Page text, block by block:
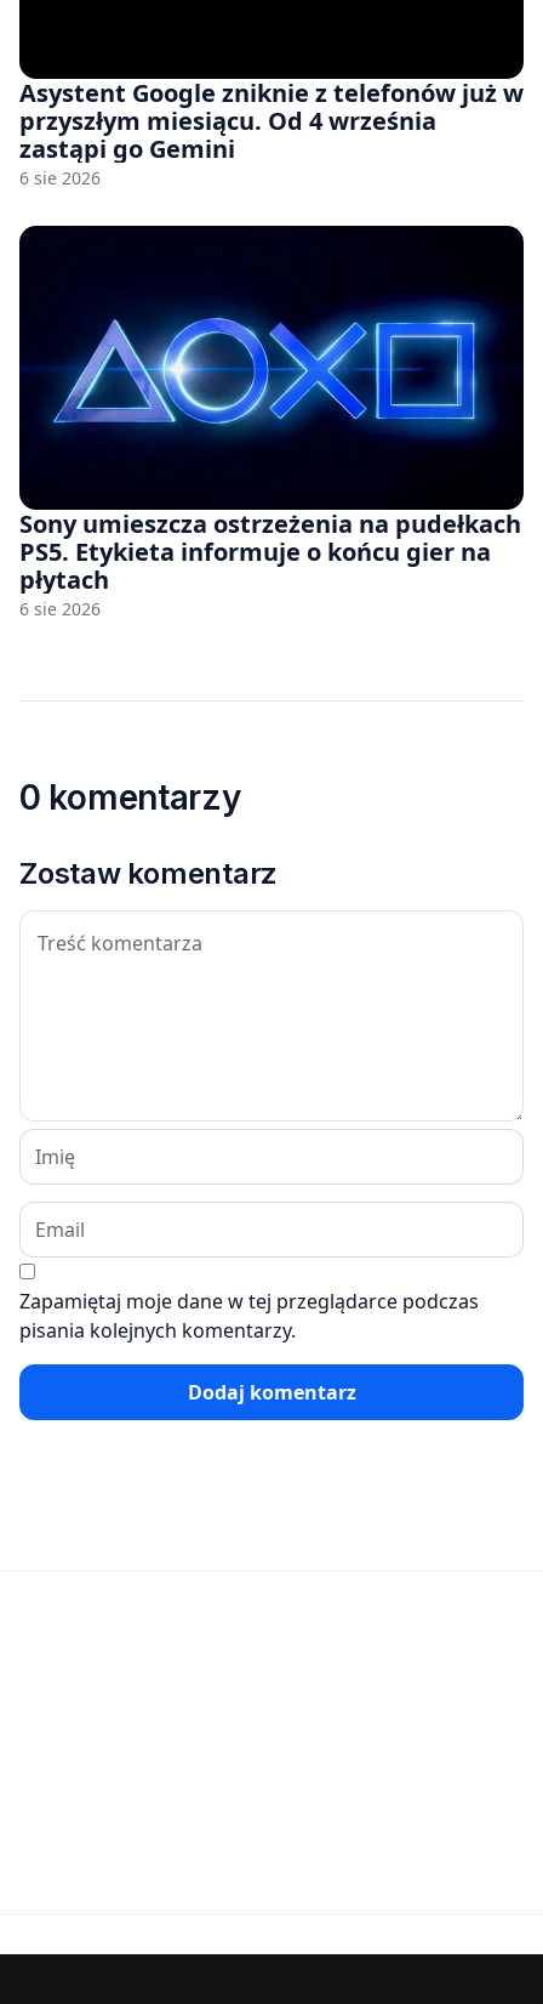
Asystent Google zniknie z telefonów już w
przyszłym miesiącu. Od 4 września
zastąpi go Gemini
6 sie 2026
Sony umieszcza ostrzeżenia na pudełkach
PS5. Etykieta informuje o końcu gier na
płytach
6 sie 2026
0 komentarzy
Zostaw komentarz
Zapamiętaj moje dane w tej przeglądarce podczas
pisania kolejnych komentarzy.
Dodaj komentarz